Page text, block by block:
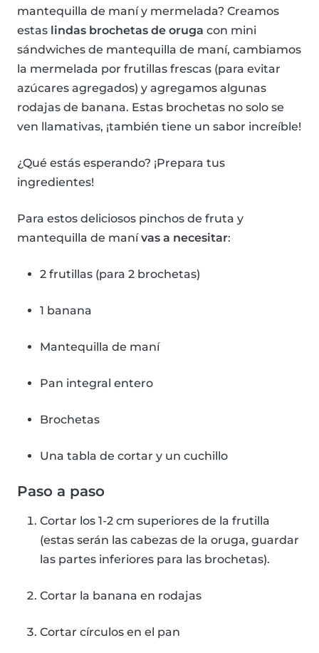
mantequilla de maní y mermelada? Creamos
estas lindas brochetas de oruga con mini
sándwiches de mantequilla de maní, cambiamos
la mermelada por frutillas frescas (para evitar
azúcares agregados) y agregamos algunas
rodajas de banana. Estas brochetas no solo se
ven llamativas, ¡también tiene un sabor increíble!
¿Qué estás esperando? ¡Prepara tus
ingredientes!
Para estos deliciosos pinchos de fruta y
mantequilla de manívas a necesitar:
2 frutillas (para 2 brochetas)
1 banana
Mantequilla de maní
Pan integral entero
Brochetas
Una tabla de cortar y un cuchillo
Paso a paso
Cortar los 1-2 cm superiores de la frutilla
(estas serán las cabezas de la oruga, guardar
las partes inferiores para las brochetas).
Cortar la banana en rodajas
Cortar círculos en el pan